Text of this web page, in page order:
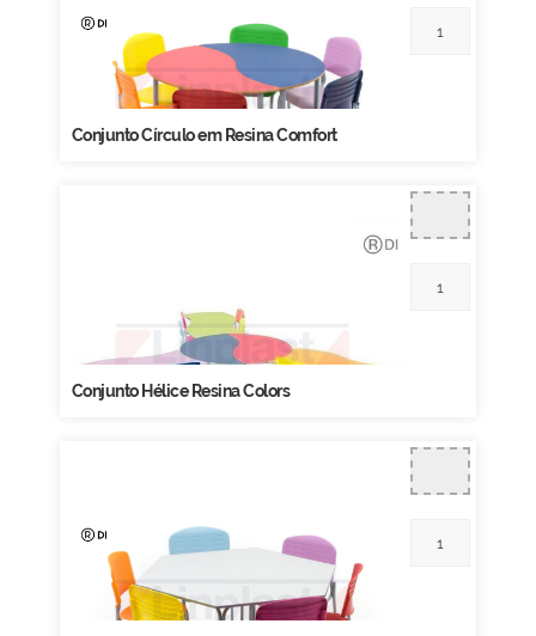
Conjunto Círculo em Resina Comfort
Conjunto Hélice Resina Colors